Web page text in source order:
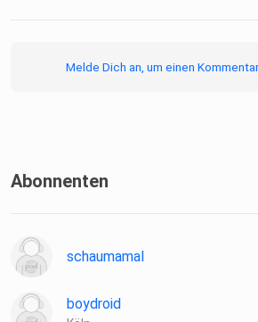
Melde Dich an, um einen
Abonnenten
schaumamal
boydroid